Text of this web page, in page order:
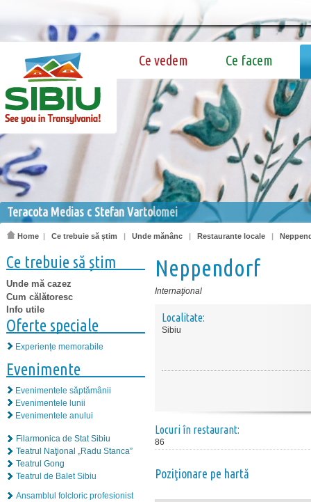
Ce vedem Ce facem
Teracota Medias c Stefan Vartolomei
Home | Ce trebuie să știm | Unde mănânc | Restaurante locale |
Ce trebuie să știm
Unde mă cazez
Cum călătoresc
Info utile
Oferte speciale
Experiențe memorabile
Evenimente
Evenimentele săptămânii
Evenimentele lunii
Evenimentele anului
Filarmonica de Stat Sibiu
Teatrul Naţional „Radu Stanca”
Teatrul Gong
Teatrul de Balet Sibiu
Ansamblul folcloric profesionist
Neppendorf
Internaţional
Localitate:
Sibiu
Locuri în restaurant:
86
Poziţionare pe hartă